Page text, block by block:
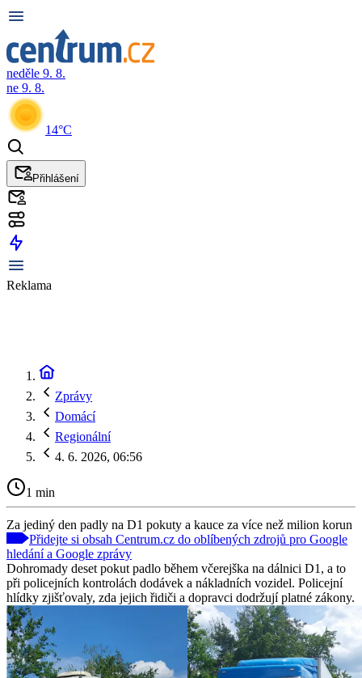
neděle 9. 8.
ne 9. 8.
14°C
Přihlášení
Reklama
Zprávy
Domácí
Regionální
4. 6. 2026, 06:56
1 min
Za jediný den padly na D1 pokuty a kauce za více než milion korun
Přidejte si obsah Centrum.cz do oblíbených zdrojů pro Google
hledání a Google zprávy
Dohromady deset pokut padlo během včerejška na dálnici D1, a to
při policejních kontrolách dodávek a nákladních vozidel. Policejní
hlídky zjišťovaly, zda jejich řidiči a dopravci dodržují platné zákony.